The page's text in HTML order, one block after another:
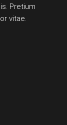
Pretium
vitae.